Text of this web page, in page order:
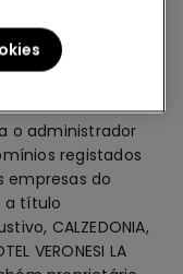
os termos mais
também
o administrador
registados
empresas do
a título
CALZEDONIA,
VERONESI LA